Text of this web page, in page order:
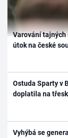
Varování tajných
útok na české
Ostuda Sparty v
doplatila na
Vyhýbá se